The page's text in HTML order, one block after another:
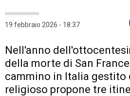
19 febbraio 2026 - 18:37
Nell'anno
della morte di San
cammino in Italia gestito
religioso propone tre